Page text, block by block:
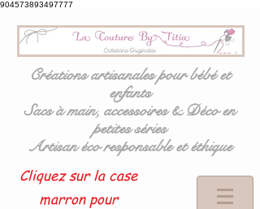
904573893497777
Créations artisanales pour bébé et
enfants
Sacs à main, accessoires & Déco en
petites séries
Artisan éco responsable et éthique
Cliquez sur la case
marron pour